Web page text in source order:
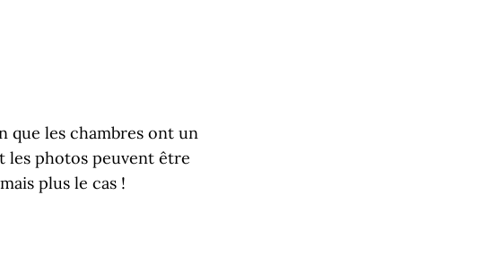
que les chambres ont un
les photos peuvent être
plus le cas !